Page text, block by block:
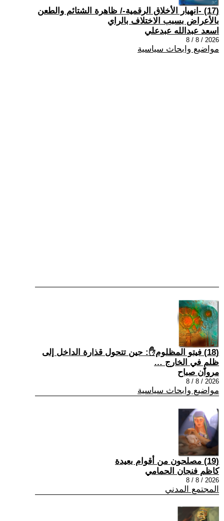
(17) -انهيار الأخلاق الرقمية-/ ظاهرة الشتائم والطعن
بالأعراض بسبب الاختلاف بالراي
اسعد عبدالله عبدعلي
2026 / 8 / 8
مواضيع وابحاث سياسية
(18) فيتو المظلوم✋: حين تتحول قذارة الداخل إلى
ظلمٍ في الخارج …
مروان صباح
2026 / 8 / 8
مواضيع وابحاث سياسية
(19) مصلحون من أقوام بعيدة
كاظم فنجان الحمامي
2026 / 8 / 8
المجتمع المدني